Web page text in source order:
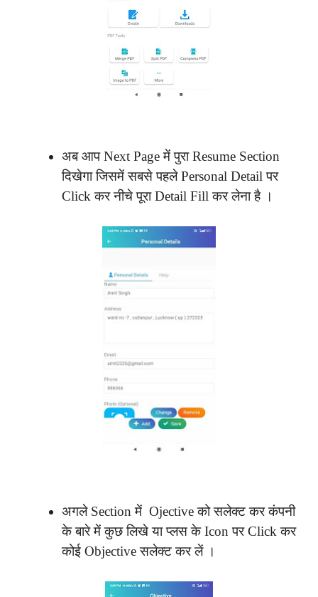
अब आप Next Page में पुरा Resume Section
दिखेगा जिसमें सबसे पहले Personal Detail पर
Click कर नीचे पूरा Detail Fill कर लेना है ।
अगले Section में Ojective को सलेक्ट कर कंपनी
के बारे में कुछ लिखे या प्लस के Icon पर Click कर
कोई Objective सलेक्ट कर लें ।